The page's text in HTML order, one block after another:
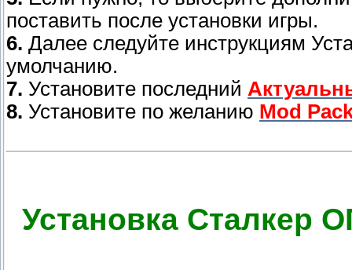
поставить после установки игры.
6. Далее следуйте инструкциям
умолчанию.
7. Установите последний
8. Установите по желанию Mod
Установка Сталкер